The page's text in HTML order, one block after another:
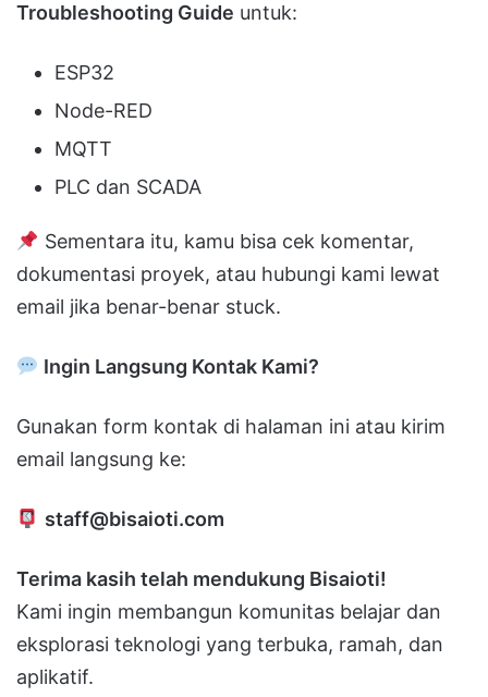
Troubleshooting Guide untuk:
ESP32
Node-RED
MQTT
PLC dan SCADA
Sementara itu, kamu bisa cek komentar,
dokumentasi proyek, atau hubungi kami lewat
email jika benar-benar stuck.
Ingin Langsung Kontak Kami?
Gunakan form kontak di halaman ini atau kirim
email langsung ke:
staff@bisaioti.com
Terima kasih telah mendukung Bisaioti!
Kami ingin membangun komunitas belajar dan
eksplorasi teknologi yang terbuka, ramah, dan
aplikatif.